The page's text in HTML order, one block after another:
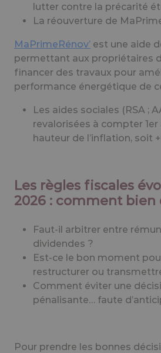
lutter contre la précarité
La réouverture de
MaPrimeRénov’ est une aide
permettant aux propriétaires
financer des travaux pour
performance énergétique de
Les aides sociales (RSA ;
revalorisées à compter 1er
hauteur de l’inflation, soit
Les règles fiscales
2026 : comment bien
Faut-il arbitrer entre
dividendes ?
Est-ce le bon moment
restructurer ou
Comment éviter une
pénalisante… faute
Pour prendre les bonnes